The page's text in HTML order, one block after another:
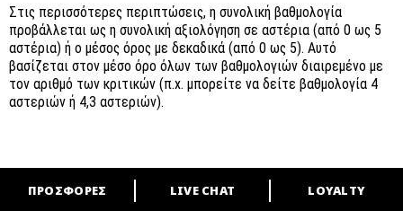
Στις περισσότερες περιπτώσεις, η συνολική βαθμολογία
προβάλλεται ως η συνολική αξιολόγηση σε αστέρια (από 0 ως 5
αστέρια) ή ο μέσος όρος με δεκαδικά (από 0 ως 5). Αυτό
βασίζεται στον μέσο όρο όλων των βαθμολογιών διαιρεμένο με
τον αριθμό των κριτικών (π.χ. μπορείτε να δείτε βαθμολογία 4
αστεριών ή 4,3 αστεριών).
ΠΡΟΣΦΟΡΕΣ LIVE CHAT LOYALTY